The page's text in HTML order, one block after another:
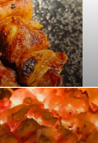
しい』と評判の名物『ほ
はふっくらに仕上がって
ほるたれ』ぜひご賞味く